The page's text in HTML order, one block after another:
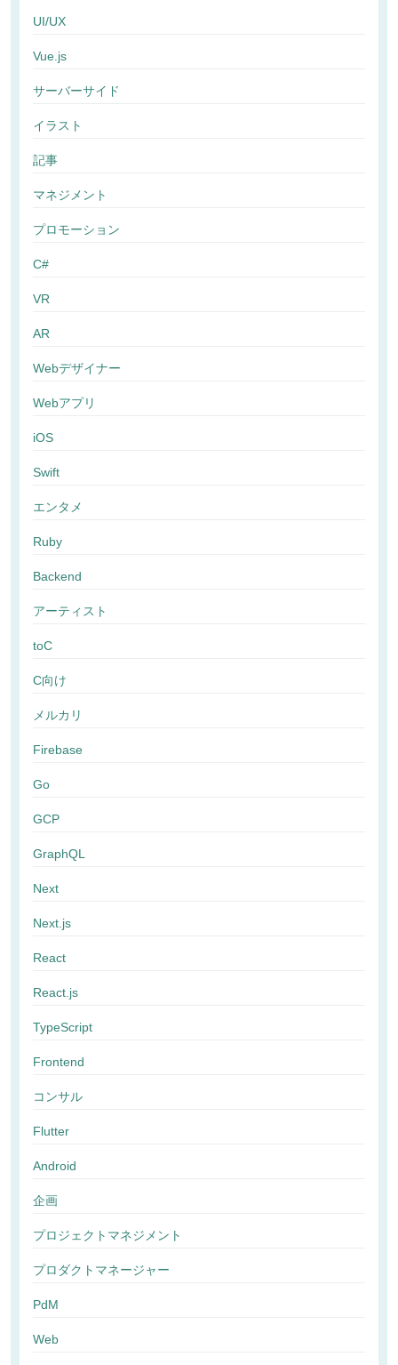
UI/UX
Vue.js
サーバーサイド
イラスト
記事
マネジメント
プロモーション
C#
VR
AR
Webデザイナー
Webアプリ
iOS
Swift
エンタメ
Ruby
Backend
アーティスト
toC
C向け
メルカリ
Firebase
Go
GCP
GraphQL
Next
Next.js
React
React.js
TypeScript
Frontend
コンサル
Flutter
Android
企画
プロジェクトマネジメント
プロダクトマネージャー
PdM
Web